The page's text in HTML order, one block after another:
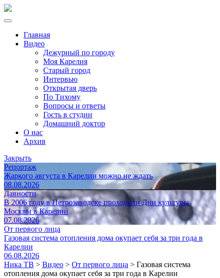
Главная
Видео
Дежурный по городу
Моя Карелия
Старый город
Интервью
Открытая дверь
По Тихому
Вопросы и ответы
Гость в студии
Домашний доктор
О нас
Архив
Закрыть
Репортаж
Жаркого августа в Карелии можно не ждать
08.08.2026
Давности
В 2006 году в Петрозаводске проходили Дни культуры
Москвы в Карелии
07.08.2026
От первого лица
Газовая система отопления дома окупает себя за три года в
Карелии
06.08.2026
Ника ТВ > Видео > От первого лица > Газовая система
отопления дома окупает себя за три года в Карелии